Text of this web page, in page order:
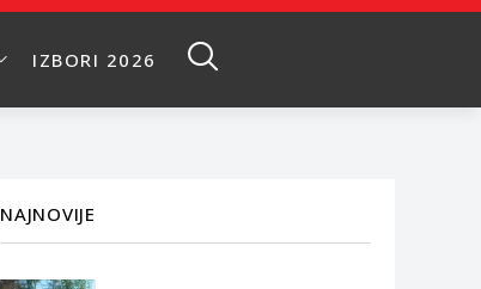
IZBORI 2026
NAJNOVIJE